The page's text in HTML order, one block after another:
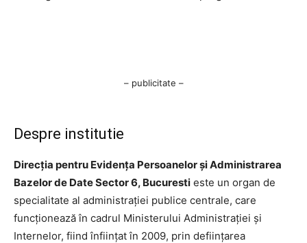
– publicitate –
Despre institutie
Direcția pentru Evidența Persoanelor și Administrarea
Bazelor de Date Sector 6, Bucuresti este un organ de
specialitate al administrației publice centrale, care
funcționează în cadrul Ministerului Administrației și
Internelor, fiind înființat în 2009, prin deființarea